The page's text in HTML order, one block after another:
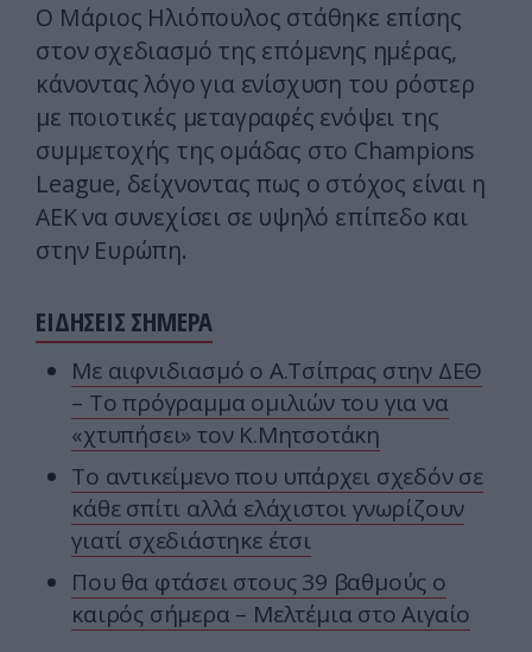
Ο Μάριος Ηλιόπουλος στάθηκε επίσης
στον σχεδιασμό της επόμενης ημέρας,
κάνοντας λόγο για ενίσχυση του ρόστερ
με ποιοτικές μεταγραφές ενόψει της
συμμετοχής της ομάδας στο Champions
League, δείχνοντας πως ο στόχος είναι η
ΑΕΚ να συνεχίσει σε υψηλό επίπεδο και
στην Ευρώπη.
ΕΙΔΗΣΕΙΣ ΣΗΜΕΡΑ
Με αιφνιδιασμό ο Α.Τσίπρας στην ΔΕΘ
– Το πρόγραμμα ομιλιών του για να
«χτυπήσει» τον Κ.Μητσοτάκη
Το αντικείμενο που υπάρχει σχεδόν σε
κάθε σπίτι αλλά ελάχιστοι γνωρίζουν
γιατί σχεδιάστηκε έτσι
Που θα φτάσει στους 39 βαθμούς ο
καιρός σήμερα – Μελτέμια στο Αιγαίο